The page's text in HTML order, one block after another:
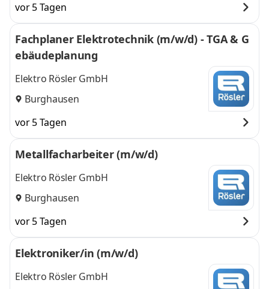
vor 5 Tagen
Fachplaner Elektrotechnik (m/w/d) - TGA & G
ebäudeplanung
Elektro Rösler GmbH
Burghausen
vor 5 Tagen
Metallfacharbeiter (m/w/d)
Elektro Rösler GmbH
Burghausen
vor 5 Tagen
Elektroniker/in (m/w/d)
Elektro Rösler GmbH